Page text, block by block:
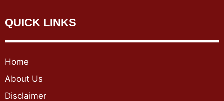
QUICK LINKS
Home
About Us
Disclaimer